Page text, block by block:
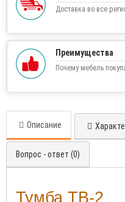
Доставка во все
Преимущества
Почему мебель
Описание
Вопрос - ответ (0)
Тумба ТВ-2